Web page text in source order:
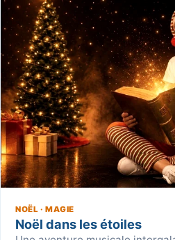
NOËL · MAGIE
Noël dans les étoiles